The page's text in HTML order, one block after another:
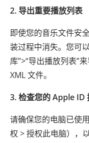
2. 导出重要播放列表
即使您的音乐文件安
装过程中消失。您可
库”>“导出播放列表”
XML 文件。
3. 检查您的 Apple ID
请确保您的电脑已使
权 > 授权此电脑），